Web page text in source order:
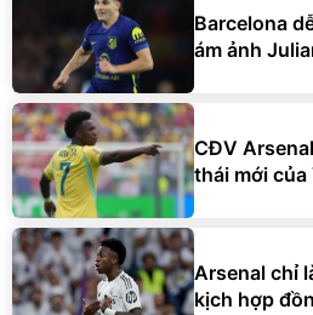
Barcelona
ám ảnh
CĐV
thái mới
Arsenal chỉ
kịch hợp